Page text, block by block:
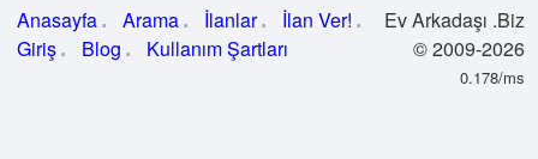
Anasayfa Arama İlanlar
İlan Ver!
Giriş
Blog Kullanım Şartları
Ev Arkadaşı .Biz
© 2009-2026
0.178/ms